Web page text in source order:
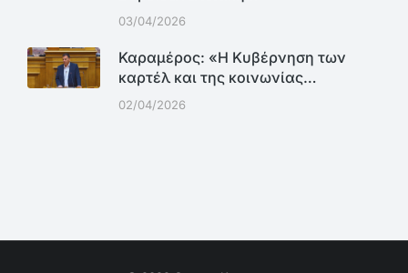
03/04/2026
Καραμέρος: «Η Κυβέρνηση των
καρτέλ και της κοινωνίας…
02/04/2026